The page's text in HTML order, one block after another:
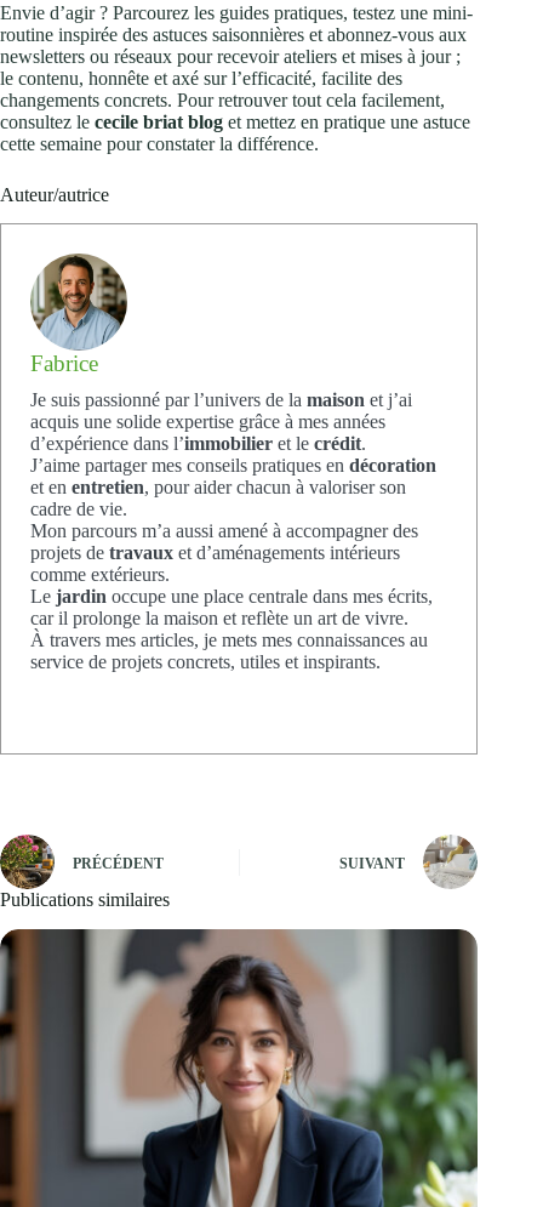
Envie d’agir ? Parcourez les guides pratiques, testez une mini-
routine inspirée des astuces saisonnières et abonnez-vous aux
newsletters ou réseaux pour recevoir ateliers et mises à jour ;
le contenu, honnête et axé sur l’efficacité, facilite des
changements concrets. Pour retrouver tout cela facilement,
consultez le cecile briat blog et mettez en pratique une astuce
cette semaine pour constater la différence.
Auteur/autrice
Fabrice
Je suis passionné par l’univers de la maison et j’ai
acquis une solide expertise grâce à mes années
d’expérience dans l’immobilier et le crédit.
J’aime partager mes conseils pratiques en décoration
et en entretien, pour aider chacun à valoriser son
cadre de vie.
Mon parcours m’a aussi amené à accompagner des
projets de travaux et d’aménagements intérieurs
comme extérieurs.
Le jardin occupe une place centrale dans mes écrits,
car il prolonge la maison et reflète un art de vivre.
À travers mes articles, je mets mes connaissances au
service de projets concrets, utiles et inspirants.
PRÉCÉDENT SUIVANT
Publications similaires